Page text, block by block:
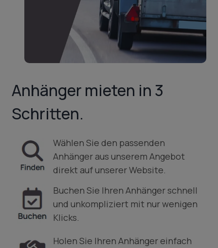
Anhänger mieten in 3
Schritten.
Wählen Sie den passenden
Anhänger aus unserem Angebot
direkt auf unserer Website.
Buchen Sie Ihren Anhänger schnell
und unkompliziert mit nur wenigen
Klicks.
Holen Sie Ihren Anhänger einfach